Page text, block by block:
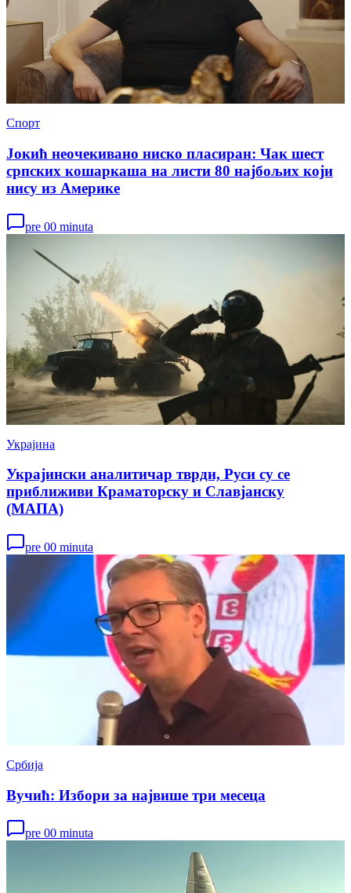
Спорт
Јокић неочекивано ниско пласиран: Чак шест
српских кошаркаша на листи 80 најбољих који
нису из Америке
pre 00 minuta
Украјина
Украјински аналитичар тврди, Руси су се
приближиви Краматорску и Славјанску
(МАПА)
pre 00 minuta
Србија
Вучић: Избори за највише три месеца
pre 00 minuta